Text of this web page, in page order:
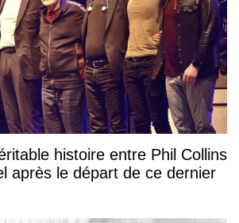
histoire entre Phil Collins
après le départ de ce dernier